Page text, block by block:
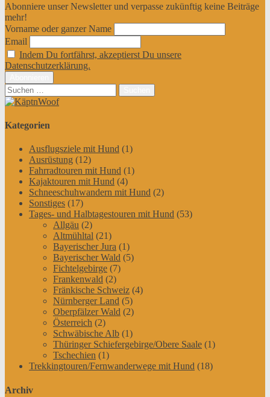
Abonniere unser Newsletter und verpasse zukünftig keine Beiträge
mehr!
Vorname oder ganzer Name
Email
Indem Du fortfährst, akzeptierst Du unsere
Datenschutzerklärung.
Suchen
nach:
Kategorien
Ausflugsziele mit Hund (1)
Ausrüstung (12)
Fahrradtouren mit Hund (1)
Kajaktouren mit Hund (4)
Schneeschuhwandern mit Hund (2)
Sonstiges (17)
Tages- und Halbtagestouren mit Hund (53)
Allgäu (2)
Altmühltal (21)
Bayerischer Jura (1)
Bayerischer Wald (5)
Fichtelgebirge (7)
Frankenwald (2)
Fränkische Schweiz (4)
Nürnberger Land (5)
Oberpfälzer Wald (2)
Österreich (2)
Schwäbische Alb (1)
Thüringer Schiefergebirge/Obere Saale (1)
Tschechien (1)
Trekkingtouren/Fernwanderwege mit Hund (18)
Archiv